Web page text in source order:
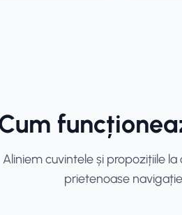
Aliniem cuvintele și propozițiile
prietenoase